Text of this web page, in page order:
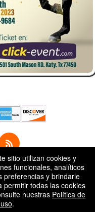
sitio utilizan cookies y
funcionales, analíticos
preferencias y brindarle
permitir todas las cookies
nuestras Política de
.